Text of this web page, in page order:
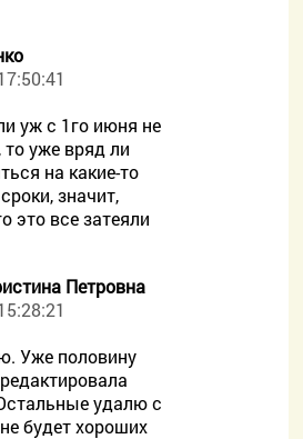
уж с 1го июня не
то уже вряд ли
на какие-то
значит,
это все затеяли
Петровна
Уже половину
удалю с
будет хороших